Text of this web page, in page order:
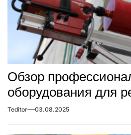
Обзор
оборудования для
Teditor 03.08.2025